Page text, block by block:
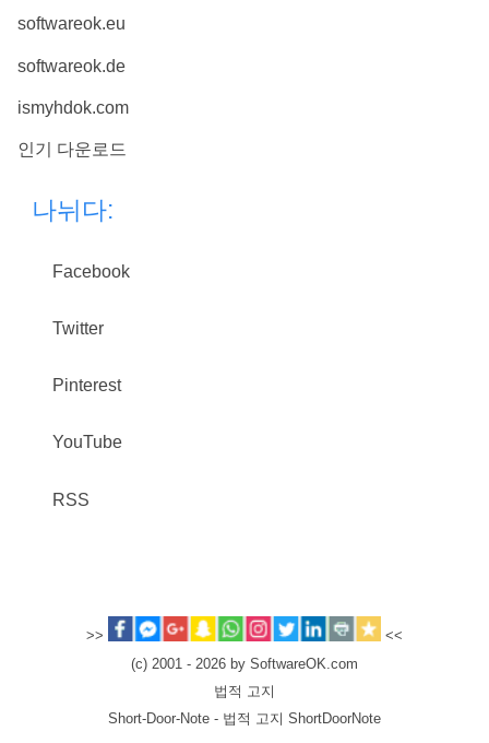
softwareok.eu
softwareok.de
ismyhdok.com
인기 다운로드
나뉘다:
Facebook
Twitter
Pinterest
YouTube
RSS
>>
<<
(c) 2001 - 2026 by SoftwareOK.com
법적 고지
Short-Door-Note - 법적 고지 ShortDoorNote